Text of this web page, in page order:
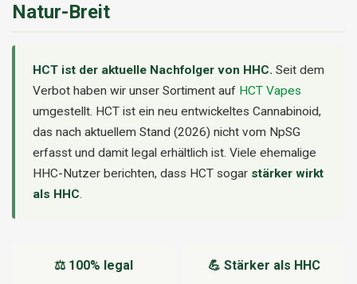
Natur-Breit
HCT ist der aktuelle Nachfolger von HHC. Seit dem
Verbot haben wir unser Sortiment auf HCT Vapes
umgestellt. HCT ist ein neu entwickeltes Cannabinoid,
das nach aktuellem Stand (2026) nicht vom NpSG
erfasst und damit legal erhältlich ist. Viele ehemalige
HHC-Nutzer berichten, dass HCT sogar stärker wirkt
als HHC.
⚖️ 100% legal 💪 Stärker als HHC